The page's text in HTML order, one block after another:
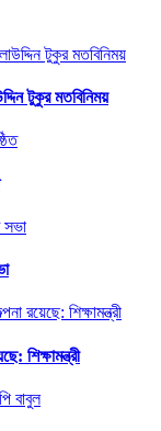
টুকুর মতবিনিময়
শিক্ষামন্ত্রী